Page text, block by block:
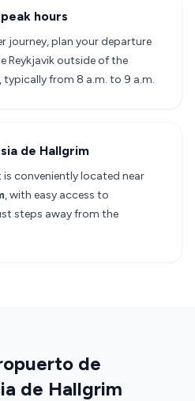
hours
journey, plan your departure
Reykjavik outside of the
typically from 8 a.m. to 9 a.m.
de Hallgrim
conveniently located near
, with easy access to
steps away from the
de
de Hallgrim